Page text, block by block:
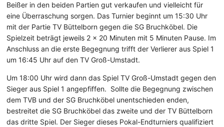
Beißer in den beiden Partien gut verkaufen und vielleicht für
eine Überraschung sorgen. Das Turnier beginnt um 15:30 Uhr
mit der Partie TV Büttelborn gegen die SG Bruchköbel. Die
Spielzeit beträgt jeweils 2 x 20 Minuten mit 5 Minuten Pause. Im
Anschluss an die erste Begegnung trifft der Verlierer aus Spiel 1
um 16:45 Uhr auf den TV Groß-Umstadt.
Um 18:00 Uhr wird dann das Spiel TV Groß-Umstadt gegen den
Sieger aus Spiel 1 angepfiffen. Sollte die Begegnung zwischen
dem TVB und der SG Bruchköbel unentschieden enden,
bestreitet die SG Bruchköbel das zweite und der TV Büttelborn
das dritte Spiel. Der Sieger dieses Pokal-Endturniers qualifiziert